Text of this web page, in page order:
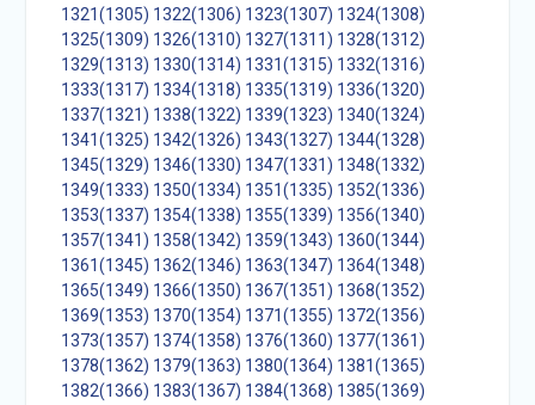
1321(1305) 1322(1306) 1323(1307) 1324(1308)
1325(1309) 1326(1310) 1327(1311) 1328(1312)
1329(1313) 1330(1314) 1331(1315) 1332(1316)
1333(1317) 1334(1318) 1335(1319) 1336(1320)
1337(1321) 1338(1322) 1339(1323) 1340(1324)
1341(1325) 1342(1326) 1343(1327) 1344(1328)
1345(1329) 1346(1330) 1347(1331) 1348(1332)
1349(1333) 1350(1334) 1351(1335) 1352(1336)
1353(1337) 1354(1338) 1355(1339) 1356(1340)
1357(1341) 1358(1342) 1359(1343) 1360(1344)
1361(1345) 1362(1346) 1363(1347) 1364(1348)
1365(1349) 1366(1350) 1367(1351) 1368(1352)
1369(1353) 1370(1354) 1371(1355) 1372(1356)
1373(1357) 1374(1358) 1376(1360) 1377(1361)
1378(1362) 1379(1363) 1380(1364) 1381(1365)
1382(1366) 1383(1367) 1384(1368) 1385(1369)